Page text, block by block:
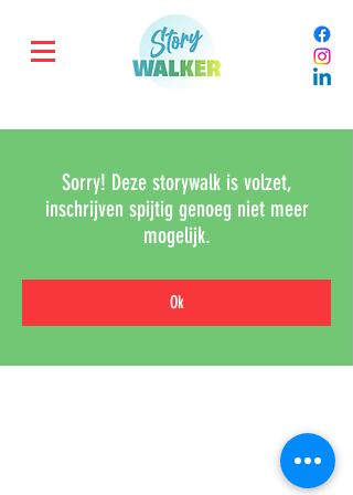
Sorry! Deze storywalk is volzet,
inschrijven spijtig genoeg niet meer
mogelijk.
Ok